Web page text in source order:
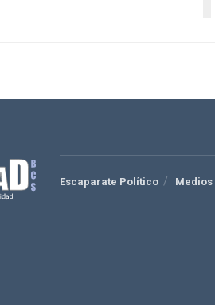
Escaparate Político Medios